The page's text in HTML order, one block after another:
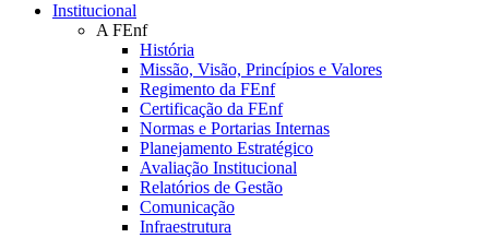
Institucional
A FEnf
História
Missão, Visão, Princípios e Valores
Regimento da FEnf
Certificação da FEnf
Normas e Portarias Internas
Planejamento Estratégico
Avaliação Institucional
Relatórios de Gestão
Comunicação
Infraestrutura